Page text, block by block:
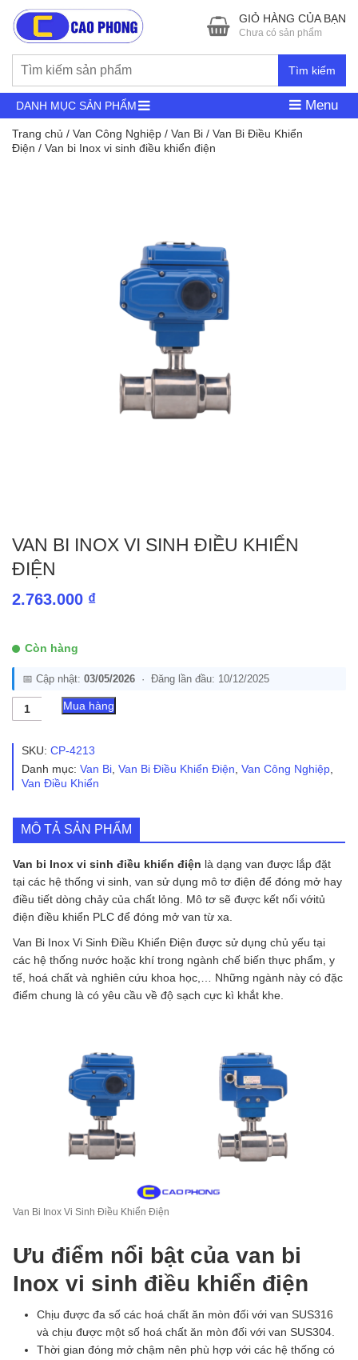
Tìm kiếm
GIỎ HÀNG CỦA BẠN
Chưa có sản phẩm
DANH MỤC SẢN PHẨM Menu
Trang chủ / Van Công Nghiệp / Van Bi / Van Bi Điều Khiển
Điện / Van bi Inox vi sinh điều khiển điện
VAN BI INOX VI SINH ĐIỀU KHIỂN
ĐIỆN
2.763.000 ₫
Còn hàng
📅 Cập nhật: 03/05/2026 · Đăng lần đầu: 10/12/2025
Van
bi
vi
điều
khiển
số
lượng
Mua hàng
SKU: CP-4213
Danh mục: Van Bi, Van Bi Điều Khiển Điện, Van Công Nghiệp,
Van Điều Khiển
MÔ TẢ SẢN PHẨM
Van bi Inox vi sinh điều khiển điện là dạng van được lắp đặt
tại các hệ thống vi sinh, van sử dụng mô tơ điện để đóng mở hay
điều tiết dòng chảy của chất lỏng. Mô tơ sẽ được kết nối vớitủ
điện điều khiển PLC để đóng mở van từ xa.
Van Bi Inox Vi Sinh Điều Khiển Điện được sử dụng chủ yếu tại
các hệ thống nước hoặc khí trong ngành chế biến thực phẩm, y
tế, hoá chất và nghiên cứu khoa học,… Những ngành này có đặc
điểm chung là có yêu cầu về độ sạch cực kì khắt khe.
Van Bi Inox Vi Sinh Điều Khiển Điện
Ưu điểm nổi bật của van bi
Inox vi sinh điều khiển điện
Chịu được đa số các hoá chất ăn mòn đối với van SUS316
và chịu được một số hoá chất ăn mòn đối với van SUS304.
Thời gian đóng mở chậm nên phù hợp với các hệ thống có